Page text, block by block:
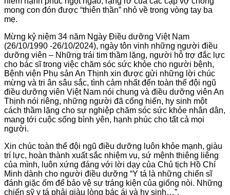
mong con đón được “thiên thần” nhỏ về trong vòng tay ba
mẹ.
Mừng kỷ niệm 34 năm Ngày Điều dưỡng Việt Nam
(26/10/1990 -26/10/2024), ngày tôn vinh những người điều
dưỡng viên – Những trái tim thầm lặng, người hỗ trợ đắc lực
cho bác sĩ trong việc chăm sóc sức khỏe cho người bệnh,
Bệnh viện Phụ sản An Thịnh xin được gửi những lời chúc
mừng và tri ân sâu sắc, tình cảm nhất đến toàn thể đội ngũ
điều dưỡng viên Việt Nam nói chung và điều dưỡng viên An
Thịnh nói riêng, những người đã cống hiến, hy sinh một
cách thầm lặng cho sự nghiệp chăm sóc sức khỏe nhân dân,
mang tới cuộc sống bình yên, hạnh phúc cho tất cả mọi
người.
Xin chúc toàn thể đội ngũ điều dưỡng luôn khỏe mạnh, giàu
trí lực, hoàn thành xuất sắc nhiệm vụ, sứ mệnh thiêng liêng
của mình, luôn xứng đáng với lời dạy của Chủ tịch Hồ Chí
Minh dành cho người điều dưỡng “Y tá là những chiến sĩ
đánh giặc ốm để bảo vệ sự tráng kiện của giống nòi. Những
chiến sỹ y tá phải giàu lòng bác ái và hy sinh…”.